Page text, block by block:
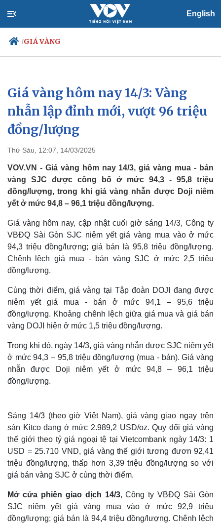
English
/GIÁ VÀNG
Chính trị
Đảng
Tổ chức nhân sự
Quốc hội
Nhận diện sự thật
Xã hội
Tin 24h
Dự báo thời tiết
Giá vàng hôm nay 14/3: Vàng
nhẫn lập đỉnh mới, vượt 96 triệu
đồng/lượng
Thứ Sáu, 12:07, 14/03/2025
VOV.VN - Giá vàng hôm nay 14/3, giá vàng mua - bán
vàng SJC được công bố ở mức 94,3 - 95,8 triệu
đồng/lượng, trong khi giá vàng nhẫn được Doji niêm
yết ở mức 94,8 – 96,1 triệu đồng/lượng.
Giá vàng hôm nay, cập nhật cuối giờ sáng 14/3, Công ty
VBĐQ Sài Gòn SJC niêm yết giá vàng mua vào ở mức
94,3 triệu đồng/lượng; giá bán là 95,8 triệu đồng/lượng.
Chênh lệch giá mua - bán vàng SJC ở mức 2,5 triệu
đồng/lượng.
Cùng thời điểm, giá vàng tại Tập đoàn DOJI đang được
niêm yết giá mua - bán ở mức 94,1 – 95,6 triệu
đồng/lượng. Khoảng chênh lệch giữa giá mua và giá bán
vàng DOJI hiện ở mức 1,5 triệu đồng/lượng.
Trong khi đó, ngày 14/3, giá vàng nhẫn được SJC niêm yết
ở mức 94,3 – 95,8 triệu đồng/lượng (mua - bán). Giá vàng
nhẫn được Doji niêm yết ở mức 94,8 – 96,1 triệu
đồng/lượng.
Sáng 14/3 (theo giờ Việt Nam), giá vàng giao ngay trên
sàn Kitco đang ở mức 2.989,2 USD/oz. Quy đổi giá vàng
thế giới theo tỷ giá ngoại tệ tại Vietcombank ngày 14/3: 1
USD = 25.710 VND, giá vàng thế giới tương đươn 92,41
triệu đồng/lượng, thấp hơn 3,39 triệu đồng/lượng so với
giá bán vàng SJC ở cùng thời điểm.
Mở cửa phiên giao dịch 14/3, Công ty VBĐQ Sài Gòn
SJC niêm yết giá vàng mua vào ở mức 92,9 triệu
đồng/lượng; giá bán là 94,4 triệu đồng/lượng. Chênh lệch